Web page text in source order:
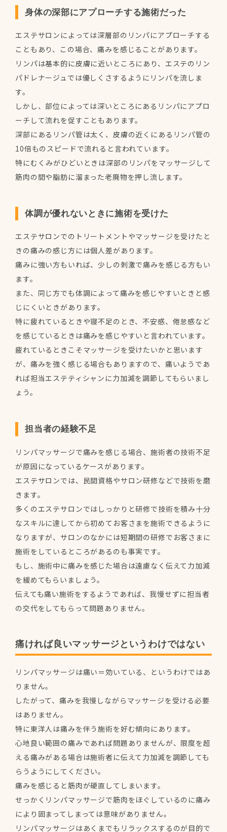
身体の深部にアプローチする施術だった
エステサロンによっては深層部のリンパにアプローチする
こともあり、この場合、痛みを感じることがあります。
リンパは基本的に皮膚に近いところにあり、エステのリン
パドレナージュでは優しくさするようにリンパを流しま
す。
しかし、部位によっては深いところにあるリンパにアプロ
ーチして流れを促すこともあります。
深部にあるリンパ管は太く、皮膚の近くにあるリンパ管の
10倍ものスピードで流れると言われています。
特にむくみがひどいときは深部のリンパをマッサージして
筋肉の間や脂肪に溜まった老廃物を押し流します。
体調が優れないときに施術を受けた
エステサロンでのトリートメントやマッサージを受けたと
きの痛みの感じ方には個人差があります。
痛みに強い方もいれば、少しの刺激で痛みを感じる方もい
ます。
また、同じ方でも体調によって痛みを感じやすいときと感
じにくいときがあります。
特に疲れているときや寝不足のとき、不安感、倦怠感など
を感じているときは痛みを感じやすいと言われています。
疲れているときこそマッサージを受けたいかと思います
が、痛みを強く感じる場合もありますので、痛いようであ
れば担当エステティシャンに力加減を調節してもらいまし
ょう。
担当者の経験不足
リンパマッサージで痛みを感じる場合、施術者の技術不足
が原因になっているケースがあります。
エステサロンでは、民間資格やサロン研修などで技術を磨
きます。
多くのエステサロンではしっかりと研修で技術を積み十分
なスキルに達してから初めてお客さまを施術できるように
なりますが、サロンのなかには短期間の研修でお客さまに
施術をしているところがあるのも事実です。
もし、施術中に痛みを感じた場合は遠慮なく伝えて力加減
を緩めてもらいましょう。
伝えても痛い施術をするようであれば、我慢せずに担当者
の交代をしてもらって問題ありません。
痛ければ良いマッサージというわけではない
リンパマッサージは痛い＝効いている、というわけではあ
りません。
したがって、痛みを我慢しながらマッサージを受ける必要
はありません。
特に東洋人は痛みを伴う施術を好む傾向にあります。
心地良い範囲の痛みであれば問題ありませんが、限度を超
える痛みがある場合は施術者に伝えて力加減を調節しても
らうようにしてください。
痛みを感じると筋肉が硬直してしまいます。
せっかくリンパマッサージで筋肉をほぐしているのに痛み
により固まってしまっては意味がありません。
リンパマッサージはあくまでもリラックスするのが目的で